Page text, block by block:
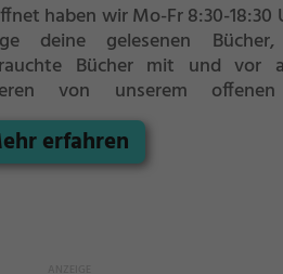
haben wir Mo-Fr 8:30-18:30
deine gelesenen
Bücher mit und vor
von unserem
LUSTIG -
gegenüber der Ankeruhr 🙂
erfahren